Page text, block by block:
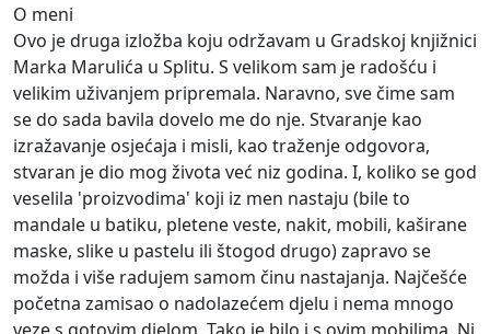
O meni
Ovo je druga izložba koju održavam u Gradskoj knjižnici
Marka Marulića u Splitu. S velikom sam je radošću i
velikim uživanjem pripremala. Naravno, sve čime sam
se do sada bavila dovelo me do nje. Stvaranje kao
izražavanje osjećaja i misli, kao traženje odgovora,
stvaran je dio mog života već niz godina. I, koliko se god
veselila 'proizvodima' koji iz men nastaju (bile to
mandale u batiku, pletene veste, nakit, mobili, kaširane
maske, slike u pastelu ili štogod drugo) zapravo se
možda i više radujem samom činu nastajanja. Najčešće
početna zamisao o nadolazećem djelu i nema mnogo